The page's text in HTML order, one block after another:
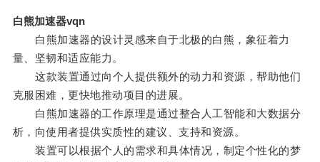
白熊加速器vqn
白熊加速器的设计灵感来自于北极的白熊，象征着力
量、坚韧和适应能力。
这款装置通过向个人提供额外的动力和资源，帮助他们
克服困难，更快地推动项目的进展。
白熊加速器的工作原理是通过整合人工智能和大数据分
析，向使用者提供实质性的建议、支持和资源。
装置可以根据个人的需求和具体情况，制定个性化的梦